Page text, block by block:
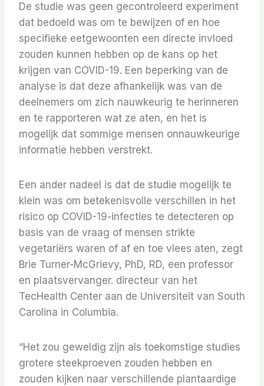
De studie was geen gecontroleerd experiment
dat bedoeld was om te bewijzen of en hoe
specifieke eetgewoonten een directe invloed
zouden kunnen hebben op de kans op het
krijgen van COVID-19. Een beperking van de
analyse is dat deze afhankelijk was van de
deelnemers om zich nauwkeurig te herinneren
en te rapporteren wat ze aten, en het is
mogelijk dat sommige mensen onnauwkeurige
informatie hebben verstrekt.
Een ander nadeel is dat de studie mogelijk te
klein was om betekenisvolle verschillen in het
risico op COVID-19-infecties te detecteren op
basis van de vraag of mensen strikte
vegetariërs waren of af en toe vlees aten, zegt
Brie Turner-McGrievy, PhD, RD, een professor
en plaatsvervanger. directeur van het
TecHealth Center aan de Universiteit van South
Carolina in Columbia.
“Het zou geweldig zijn als toekomstige studies
grotere steekproeven zouden hebben en
zouden kijken naar verschillende plantaardige